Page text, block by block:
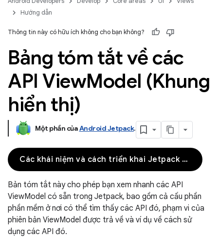
Hướng dẫn
Thông tin này có hữu ích không cho bạn không?
Bảng tóm tắt về các
API ViewModel (Khung
hiển thị)
Một phần củaAndroid Jetpack.
Các khái niệm và cách triển khai Jetpack Compose
Bản tóm tắt này cho phép bạn xem nhanh các API
ViewModel có sẵn trong Jetpack, bao gồm cả cấu phần
phần mềm ở nơi có thể tìm thấy các API đó, phạm vi của
phiên bản ViewModel được trả về và ví dụ về cách sử
dụng các API đó.